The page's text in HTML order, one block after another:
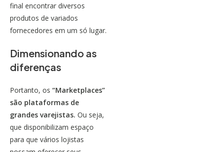
final encontrar diversos
produtos de variados
fornecedores em um só lugar.
Dimensionando as
diferenças
Portanto, os “Marketplaces”
são plataformas de
grandes varejistas. Ou seja,
que disponibilizam espaço
para que vários lojistas